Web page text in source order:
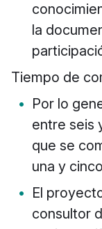
la
Tiempo de
Por lo
entre seis
que se
una y
El
consultor